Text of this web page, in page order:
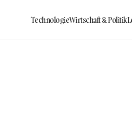
TechnologieWirtschaft & Politik